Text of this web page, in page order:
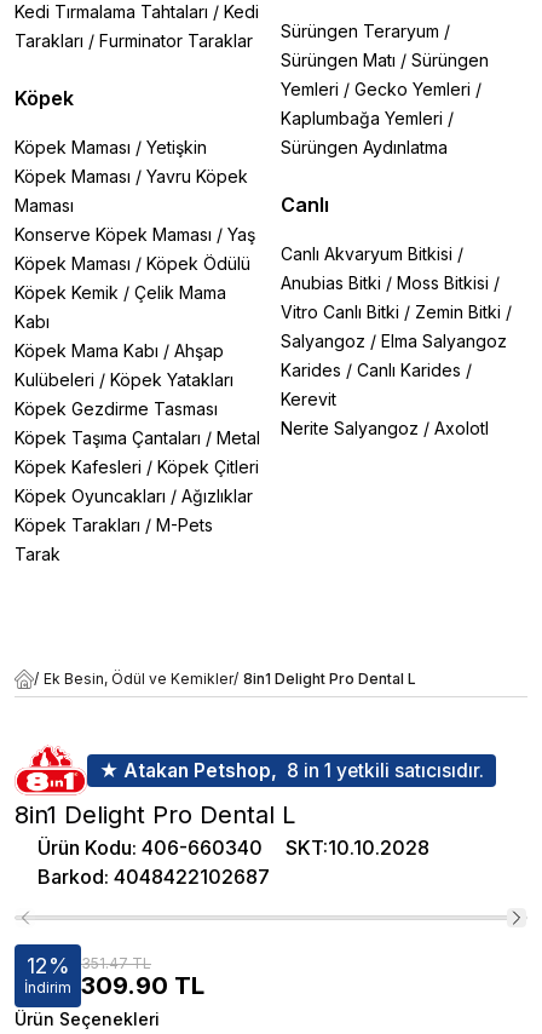
Kedi Tırmalama Tahtaları / Kedi
Tarakları / Furminator Taraklar
Köpek
Köpek Maması / Yetişkin
Köpek Maması / Yavru Köpek
Maması
Konserve Köpek Maması / Yaş
Köpek Maması / Köpek Ödülü
Köpek Kemik / Çelik Mama
Kabı
Köpek Mama Kabı / Ahşap
Kulübeleri / Köpek Yatakları
Köpek Gezdirme Tasması
Köpek Taşıma Çantaları / Metal
Köpek Kafesleri / Köpek Çitleri
Köpek Oyuncakları / Ağızlıklar
Köpek Tarakları / M-Pets
Tarak
Sürüngen Teraryum /
Sürüngen Matı / Sürüngen
Yemleri / Gecko Yemleri /
Kaplumbağa Yemleri /
Sürüngen Aydınlatma
Canlı
Canlı Akvaryum Bitkisi /
Anubias Bitki / Moss Bitkisi /
Vitro Canlı Bitki / Zemin Bitki /
Salyangoz / Elma Salyangoz
Karides / Canlı Karides /
Kerevit
Nerite Salyangoz / Axolotl
/ Ek Besin, Ödül ve Kemikler/ 8in1 Delight Pro Dental L
★ Atakan Petshop, 8 in 1 yetkili satıcısıdır.
8in1 Delight Pro Dental L
Ürün Kodu: 406-660340 SKT:10.10.2028
Barkod: 4048422102687
12%
İndirim
351.47 TL
309.90 TL
Ürün Seçenekleri